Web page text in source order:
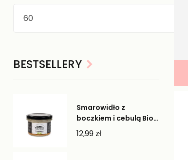
BESTSELLERY
Smarowidło z
boczkiem i cebulą Bio -
Farmy Roztocza
12,99 zł